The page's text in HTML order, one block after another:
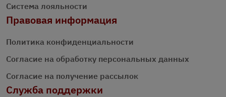
Система лояльности
Правовая информация
Политика конфиденциальности
Согласие на обработку персональных данных
Согласие на получение рассылок
Служба поддержки